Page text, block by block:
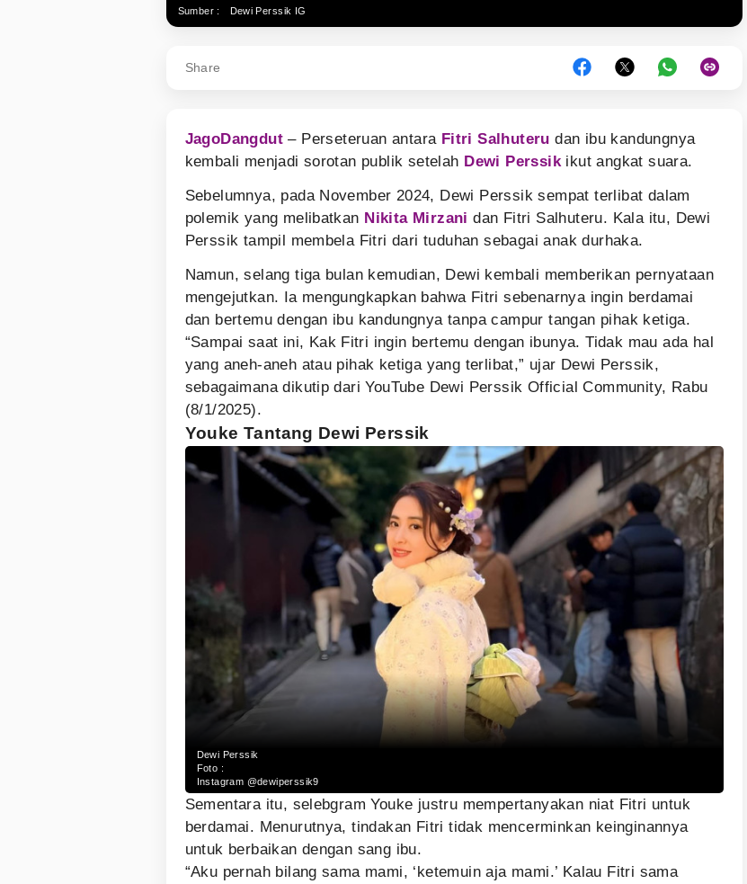
Sumber :
Dewi Perssik IG
Share
JagoDangdut – Perseteruan antara Fitri Salhuteru dan ibu kandungnya
kembali menjadi sorotan publik setelah Dewi Perssikikut angkat suara.
Sebelumnya, pada November 2024, Dewi Perssik sempat terlibat dalam
polemik yang melibatkan Nikita Mirzani dan Fitri Salhuteru. Kala itu, Dewi
Perssik tampil membela Fitri dari tuduhan sebagai anak durhaka.
Namun, selang tiga bulan kemudian, Dewi kembali memberikan pernyataan
mengejutkan. Ia mengungkapkan bahwa Fitri sebenarnya ingin berdamai
dan bertemu dengan ibu kandungnya tanpa campur tangan pihak ketiga.
“Sampai saat ini, Kak Fitri ingin bertemu dengan ibunya. Tidak mau ada hal
yang aneh-aneh atau pihak ketiga yang terlibat,” ujar Dewi Perssik,
sebagaimana dikutip dari YouTube Dewi Perssik Official Community, Rabu
(8/1/2025).
Youke Tantang Dewi Perssik
Dewi Perssik
Foto :
Instagram @dewiperssik9
Sementara itu, selebgram Youke justru mempertanyakan niat Fitri untuk
berdamai. Menurutnya, tindakan Fitri tidak mencerminkan keinginannya
untuk berbaikan dengan sang ibu.
“Aku pernah bilang sama mami, ‘ketemuin aja mami.’ Kalau Fitri sama